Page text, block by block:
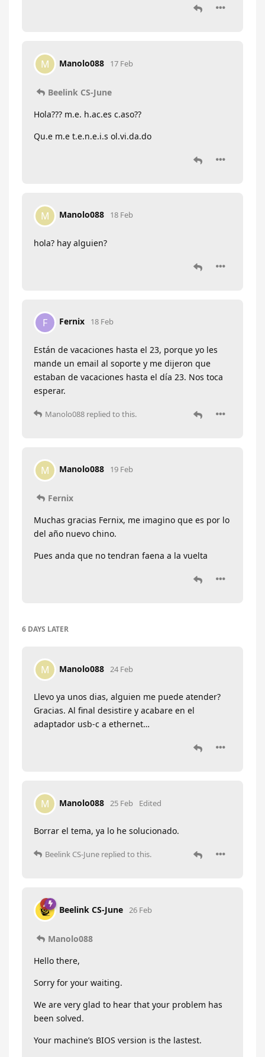
M Manolo088 17 Feb
Beelink CS-June
Hola??? m.e. h.ac.es c.aso??
Qu.e m.e t.e.n.e.i.s ol.vi.da.do
M Manolo088 18 Feb
hola? hay alguien?
F Fernix 18 Feb
Están de vacaciones hasta el 23, porque yo les
mande un email al soporte y me dijeron que
estaban de vacaciones hasta el día 23. Nos toca
esperar.
Manolo088 replied to this.
M Manolo088 19 Feb
Fernix
Muchas gracias Fernix, me imagino que es por lo
del año nuevo chino.
Pues anda que no tendran faena a la vuelta
6 DAYS LATER
M Manolo088 24 Feb
Llevo ya unos dias, alguien me puede atender?
Gracias. Al final desistire y acabare en el
adaptador usb-c a ethernet…
M Manolo088 25 Feb Edited
Borrar el tema, ya lo he solucionado.
Beelink CS-June replied to this.
Beelink CS-June 26 Feb
Manolo088
Hello there,
Sorry for your waiting.
We are very glad to hear that your problem has
been solved.
Your machine’s BIOS version is the lastest.